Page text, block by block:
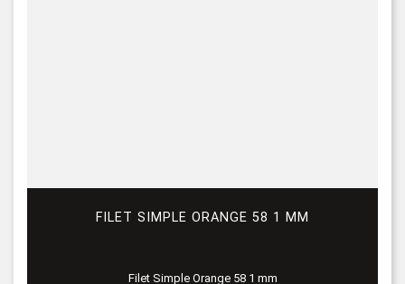
FILET SIMPLE ORANGE 58 1 MM
Filet Simple Orange 58 1 mm